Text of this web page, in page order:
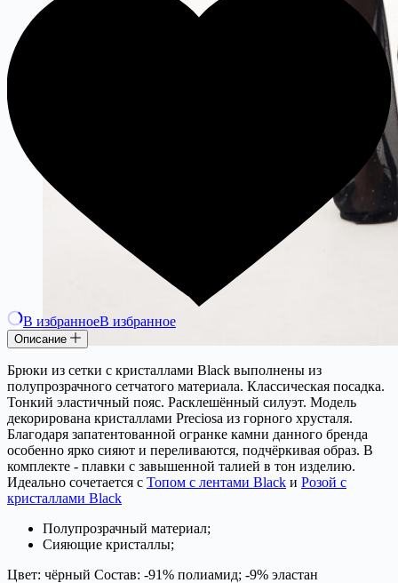
В избранноеВ избранное
Описание
Брюки из сетки с кристаллами Black выполнены из
полупрозрачного сетчатого материала. Классическая посадка.
Тонкий эластичный пояс. Расклешённый силуэт. Модель
декорирована кристаллами Preciosa из горного хрусталя.
Благодаря запатентованной огранке камни данного бренда
особенно ярко сияют и переливаются, подчёркивая образ. В
комплекте - плавки с завышенной талией в тон изделию.
Идеально сочетается с Топом с лентами Black и Розой с
кристаллами Black
Полупрозрачный материал;
Сияющие кристаллы;
Цвет: чёрный Состав: -91% полиамид; -9% эластан